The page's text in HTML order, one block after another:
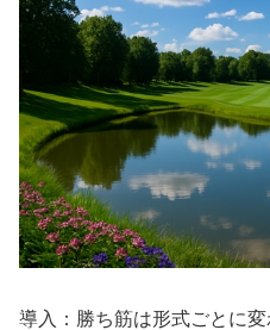
導入：勝ち筋は形式ごとに変